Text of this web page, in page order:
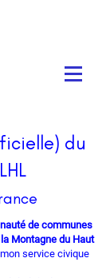
du
de communes
Montagne du Haut
service civique